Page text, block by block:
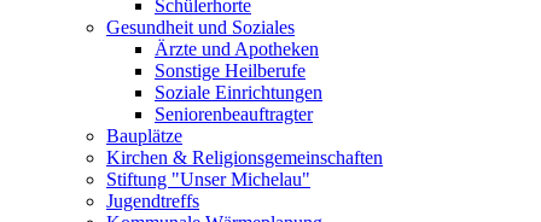
Schülerhorte
Gesundheit und Soziales
Ärzte und Apotheken
Sonstige Heilberufe
Soziale Einrichtungen
Seniorenbeauftragter
Bauplätze
Kirchen & Religionsgemeinschaften
Stiftung "Unser Michelau"
Jugendtreffs